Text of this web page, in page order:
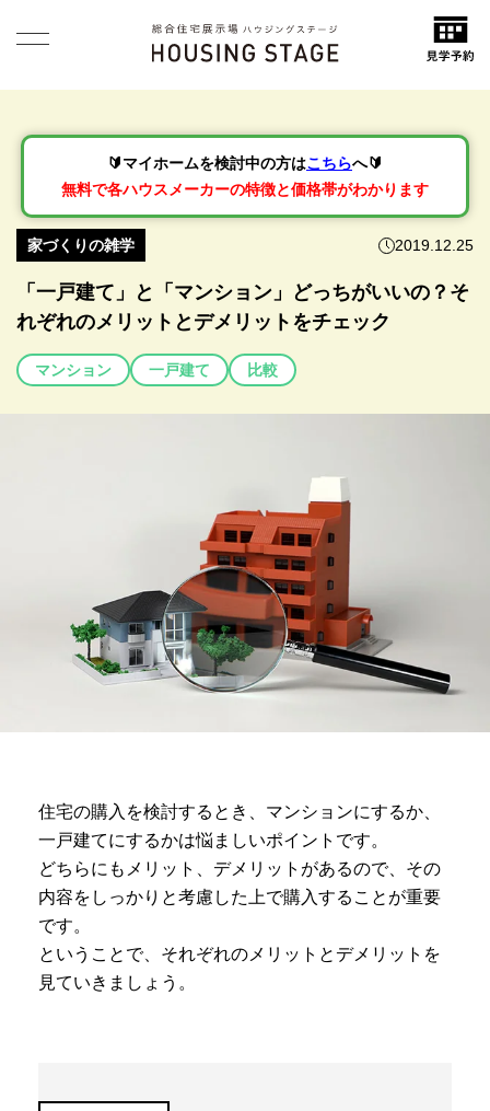
🔰マイホームを検討中の方はこちらへ🔰
無料で各ハウスメーカーの特徴と価格帯がわかります
家づくりの雑学 2019.12.25
「一戸建て」と「マンション」どっちがいいの？そ
れぞれのメリットとデメリットをチェック
マンション 一戸建て 比較
住宅の購入を検討するとき、マンションにするか、
一戸建てにするかは悩ましいポイントです。
どちらにもメリット、デメリットがあるので、その
内容をしっかりと考慮した上で購入することが重要
です。
ということで、それぞれのメリットとデメリットを
見ていきましょう。